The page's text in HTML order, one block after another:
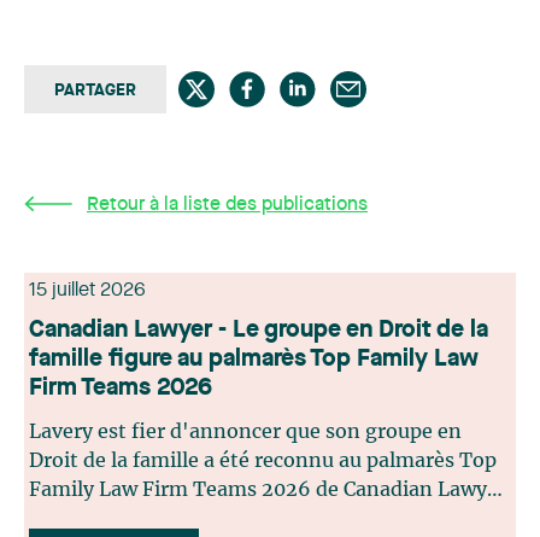
PARTAGER
Retour à la liste des publications
15 juillet 2026
Canadian Lawyer - Le groupe en Droit de la
famille figure au palmarès Top Family Law
Firm Teams 2026
Lavery est fier d'annoncer que son groupe en
Droit de la famille a été reconnu au palmarès Top
Family Law Firm Teams 2026 de Canadian Lawyer.